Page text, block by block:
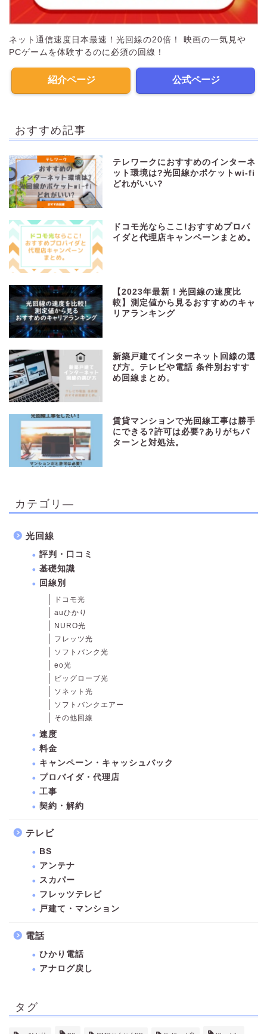
ネット通信速度日本最速！光回線の20倍！ 映画の一気見や
PCゲームを体験するのに必須の回線！
紹介ページ 公式ページ
おすすめ記事
テレワークにおすすめのインターネ
ット環境は?光回線かポケットwi-fi
どれがいい?
ドコモ光ならここ!おすすめプロバ
イダと代理店キャンペーンまとめ。
【2023年最新！光回線の速度比
較】測定値から見るおすすめのキャ
リアランキング
新築戸建てインターネット回線の選
び方。テレビや電話 条件別おすす
め回線まとめ。
賃貸マンションで光回線工事は勝手
にできる?許可は必要?ありがちパ
ターンと対処法。
カテゴリ―
光回線
評判・口コミ
基礎知識
回線別
ドコモ光
auひかり
NURO光
フレッツ光
ソフトバンク光
eo光
ビッグローブ光
ソネット光
ソフトバンクエアー
その他回線
速度
料金
キャンペーン・キャッシュバック
プロバイダ・代理店
工事
契約・解約
テレビ
BS
アンテナ
スカパー
フレッツテレビ
戸建て・マンション
電話
ひかり電話
アナログ戻し
タグ